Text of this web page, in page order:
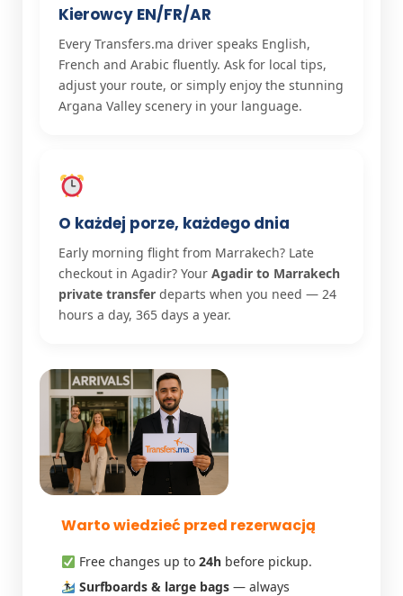
Kierowcy EN/FR/AR
Every Transfers.ma driver speaks English,
French and Arabic fluently. Ask for local tips,
adjust your route, or simply enjoy the stunning
Argana Valley scenery in your language.
O każdej porze, każdego dnia
Early morning flight from Marrakech? Late
checkout in Agadir? Your Agadir to Marrakech
private transferdeparts when you need — 24
hours a day, 365 days a year.
Warto wiedzieć przed rezerwacją
Free changes up to 24hbefore pickup.
Surfboards & large bags— always